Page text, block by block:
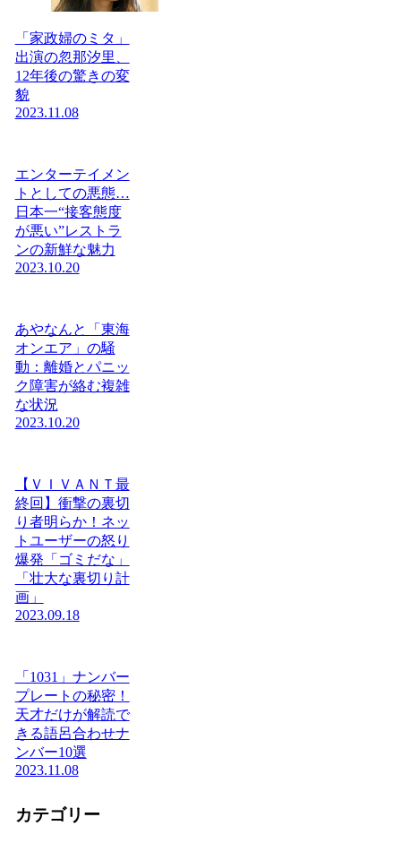
「家政婦のミタ」
出演の忽那汐里、
12年後の驚きの変
貌
2023.11.08
エンターテイメン
トとしての悪態…
日本一“接客態度
が悪い”レストラ
ンの新鮮な魅力
2023.10.20
あやなんと「東海
オンエア」の騒
動：離婚とパニッ
ク障害が絡む複雑
な状況
2023.10.20
【ＶＩＶＡＮＴ最
終回】衝撃の裏切
り者明らか！ネッ
トユーザーの怒り
爆発「ゴミだな」
「壮大な裏切り計
画」
2023.09.18
「1031」ナンバー
プレートの秘密！
天才だけが解読で
きる語呂合わせナ
ンバー10選
2023.11.08
カテゴリー